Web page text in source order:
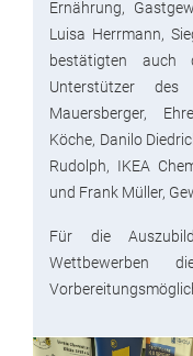
Ernährung,
Luisa Herrmann,
bestätigten auch
Unterstützer des
Mauersberger,
Köche, Danilo
Rudolph, IKEA
und Frank Müller,
Für die
Wettbewerben